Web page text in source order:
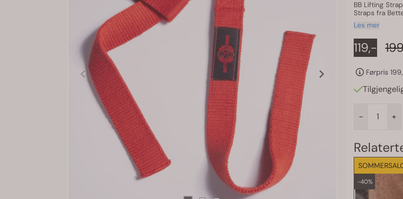
BB Lifting
Straps fra Better Bodies er essensielle for enhver seriøs løfter som ønsker å
øke styrken
mest intense treningsøktene.
Ekstra sterke sømmer: Gir langvarig holdbarhet.
komfortabel og sikker
håndstørrelser. Stilig finish: Med Better Bodies-logoen for et profesjonelt
Lifting Straps gi deg det grepet og den støtten du trenger for å prestere på
ditt beste. Få
Les mer
119,-
Førpris
- +
-40%